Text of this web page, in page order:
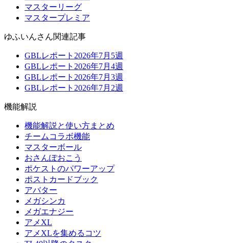
マスターリーグ
マスタープレミア
ゆふいんさん関連記事
GBLレポート2026年7月5週
GBLレポート2026年7月4週
GBLレポート2026年7月3週
GBLレポート2026年7月2週
機能解説
機能解説と使い方まとめ
チームコラボ機能
マスターボール
おさんぽおこう
ポケストのパワーアップ
ポストカードブック
アバター
メガシンカ
メガエナジー
アメXL
アメXLを集めるコツ